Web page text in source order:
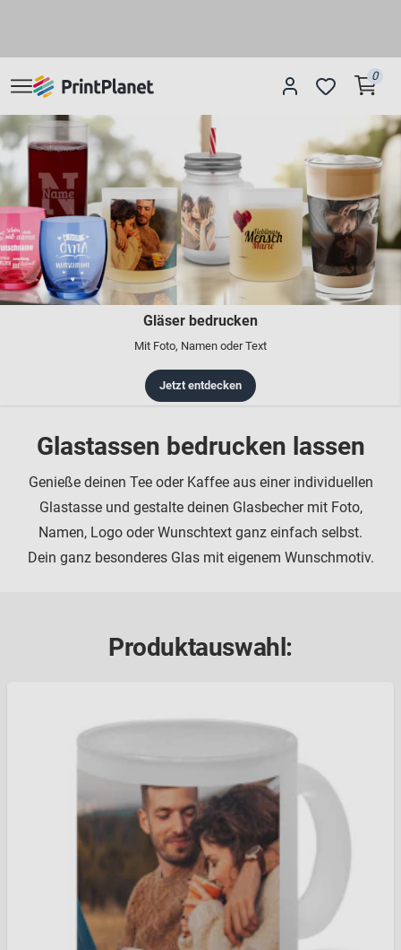
0
Gläser bedrucken
Mit Foto, Namen oder Text
Jetzt entdecken
Glastassen bedrucken lassen
Genieße deinen Tee oder Kaffee aus einer individuellen
Glastasse und gestalte deinen Glasbecher mit Foto,
Namen, Logo oder Wunschtext ganz einfach selbst.
Dein ganz besonderes Glas mit eigenem Wunschmotiv.
Produktauswahl: